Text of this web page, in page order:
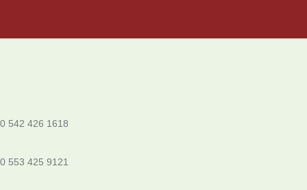
0 542 426 1618
0 553 425 9121